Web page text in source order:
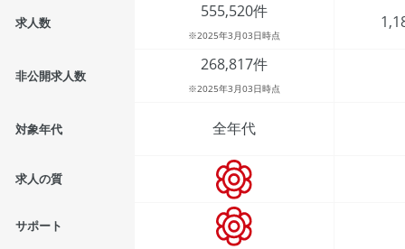
求人数
555,520件
※2025年3月03日時点
非公開求人数
268,817件
※2025年3月03日時点
対象年代 全年代
求人の質
サポート